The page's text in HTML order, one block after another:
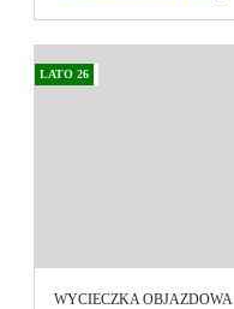
LATO 26
WYCIECZKA OBJAZDOWA